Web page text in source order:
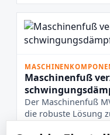
Maschinenfuß
Der Maschinenfuß
die robuste Lösung